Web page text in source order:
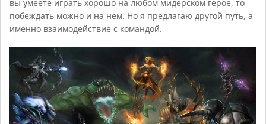
вы умеете играть хорошо на любом мидерском герое, то
побеждать можно и на нем. Но я предлагаю другой путь, а
именно взаимодействие с командой.